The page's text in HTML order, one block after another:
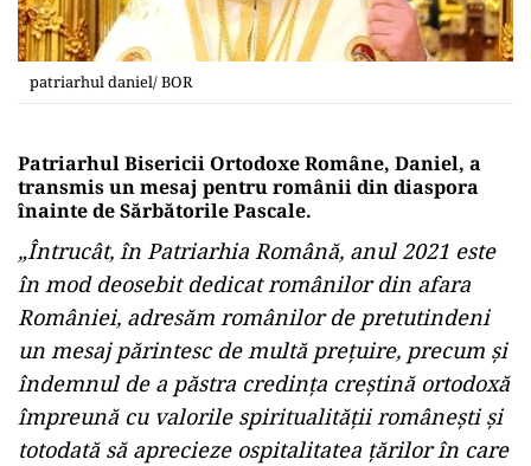
patriarhul daniel/ BOR
Patriarhul Bisericii Ortodoxe Române, Daniel, a
transmis un mesaj pentru românii din diaspora
înainte de Sărbătorile Pascale.
„Întrucât, în Patriarhia Română, anul 2021 este
în mod deosebit dedicat românilor din afara
României, adresăm românilor de pretutindeni
un mesaj părintesc de multă preţuire, precum şi
îndemnul de a păstra credinţa creştină ortodoxă
împreună cu valorile spiritualităţii româneşti şi
totodată să aprecieze ospitalitatea ţărilor în care